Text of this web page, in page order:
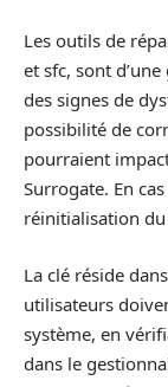
Les outils de
et sfc, sont
des signes de
possibilité de
pourraient
Surrogate. En
réinitialisation du
La clé réside
utilisateurs
système, en
dans le